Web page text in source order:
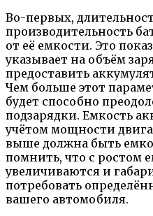
Во-первых,
производительность
от её емкости. Это
указывает на объём
предоставить
Чем больше этот
будет способно
подзарядки. Емкость
учётом мощности
выше должна быть
помнить, что с ростом
увеличиваются и
потребовать
вашего автомобиля.